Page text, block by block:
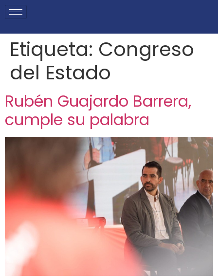
Etiqueta: Congreso
del Estado
Rubén Guajardo Barrera,
cumple su palabra